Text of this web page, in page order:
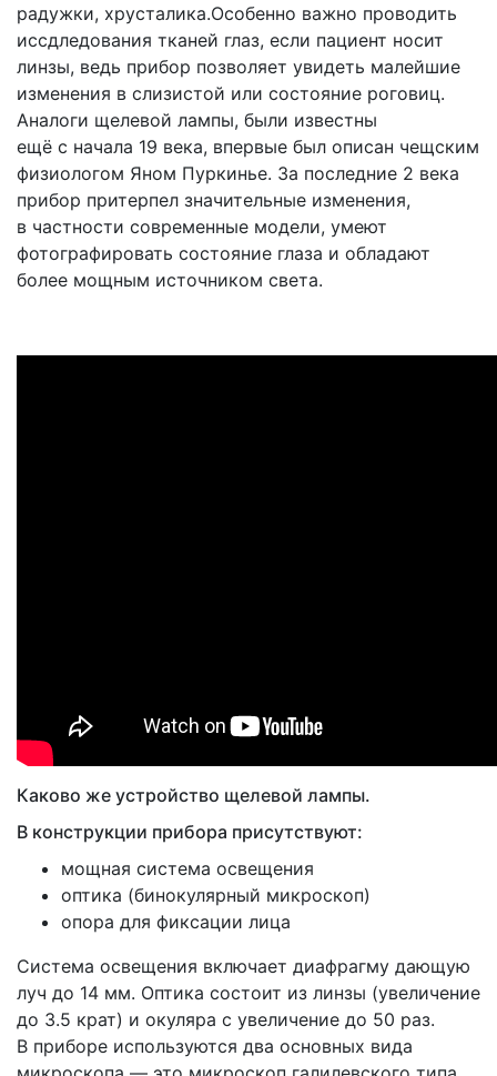
радужки, хрусталика.Особенно важно проводить
иссдледования тканей глаз, если пациент носит
линзы, ведь прибор позволяет увидеть малейшие
изменения в слизистой или состояние роговиц.
Аналоги щелевой лампы, были известны
ещё с начала 19 века, впервые был описан чещским
физиологом Яном Пуркинье. За последние 2 века
прибор притерпел значительные изменения,
в частности современные модели, умеют
фотографировать состояние глаза и обладают
более мощным источником света.
Каково же устройство щелевой лампы.
В конструкции прибора присутствуют:
мощная система освещения
оптика (бинокулярный микроскоп)
опора для фиксации лица
Система освещения включает диафрагму дающую
луч до 14 мм. Оптика состоит из линзы (увеличение
до 3.5 крат) и окуляра с увеличение до 50 раз.
В приборе используются два основных вида